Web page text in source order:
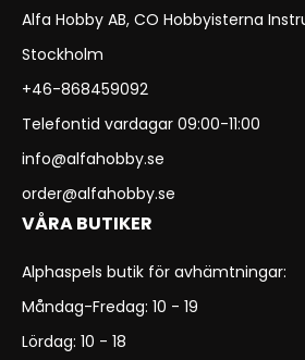
Alfa Hobby AB, CO Hobbyisterna
Stockholm
+46-868459092
Telefontid vardagar 09:00-11:00
info@alfahobby.se
order@alfahobby.se
VÅRA BUTIKER
Alphaspels butik för avhämtningar:
Måndag-Fredag: 10 - 19
Lördag: 10 - 18